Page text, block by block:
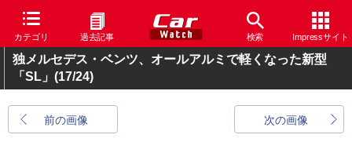
カテゴリ 過去記事 検索 Impressサイト
独メルセデス・ベンツ、オールアルミで軽くなった新型
「SL」 (17/24)
前の画像 次の画像